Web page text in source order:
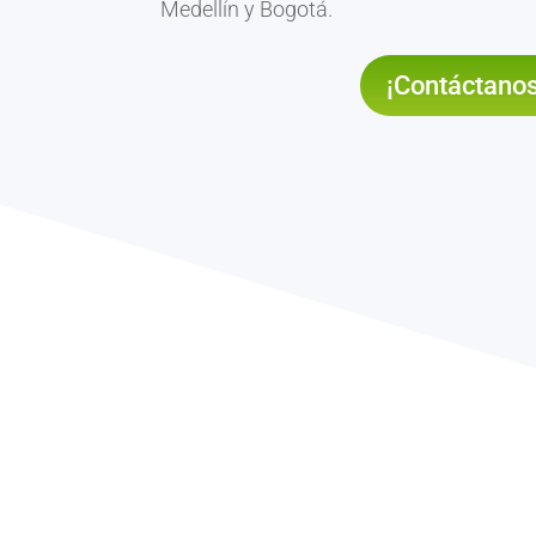
Medellín y Bogotá.